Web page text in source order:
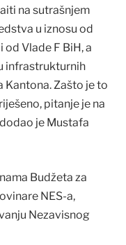
na sutrašnjem
u iznosu od
Vlade F BiH, a
infrastrukturnih
Zašto je to
pitanje je na
je Mustafa
Budžeta za
NES-a,
Nezavisnog